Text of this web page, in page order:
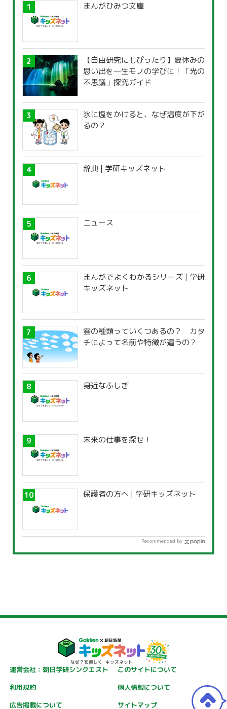
まんがひみつ文庫
【自由研究にもぴったり】夏休みの
思い出を一生モノの学びに！「光の
不思議」探究ガイド
氷に塩をかけると、なぜ温度が下が
るの？
辞典 | 学研キッズネット
ニュース
まんがでよくわかるシリーズ | 学研
キッズネット
雲の種類っていくつあるの？ カタ
チによって名前や特徴が違うの？
身近なふしぎ
未来の仕事を探せ！
保護者の方へ | 学研キッズネット
Recommended by
運営会社：朝日学研シンクエスト
このサイトについて
利用規約
個人情報について
広告掲載について
サイトマップ